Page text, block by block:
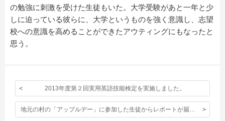
の勉強に刺激を受けた生徒もいた。大学受験があと一年と少
しに迫っている彼らに、大学というものを強く意識し、志望
校への意識を高めることができたアウティングにもなったと
思う。
2013年度第２回実用英語技能検定を実施しました。